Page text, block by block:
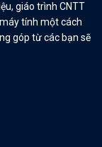
giáo trình CNTT
tính một cách
góp từ các bạn sẽ